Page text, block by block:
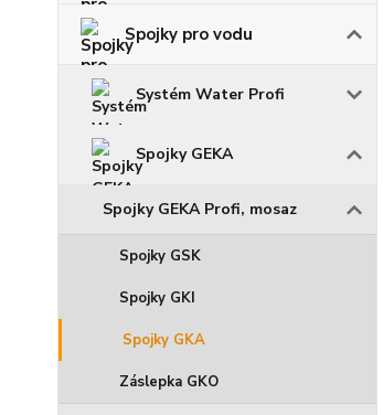
Spojky pro vodu
Systém Water Profi
Spojky GEKA
Spojky GEKA Profi, mosaz
Spojky GSK
Spojky GKI
Spojky GKA
Záslepka GKO